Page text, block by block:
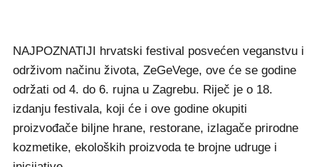
NAJPOZNATIJI hrvatski festival posvećen veganstvu i
održivom načinu života, ZeGeVege, ove će se godine
održati od 4. do 6. rujna u Zagrebu. Riječ je o 18.
izdanju festivala, koji će i ove godine okupiti
proizvođače biljne hrane, restorane, izlagače prirodne
kozmetike, ekoloških proizvoda te brojne udruge i